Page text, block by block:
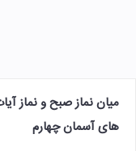
های آسمان چهارم